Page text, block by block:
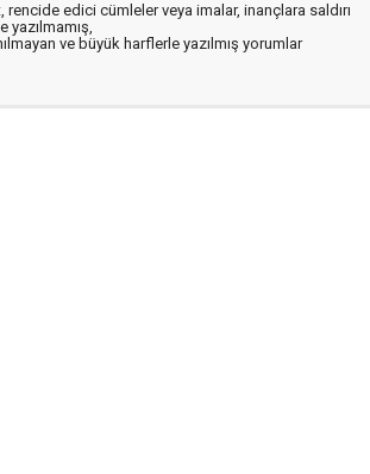
rencide edici cümleler veya imalar, inançlara saldırı
yazılmamış,
ve büyük harflerle yazılmış yorumlar